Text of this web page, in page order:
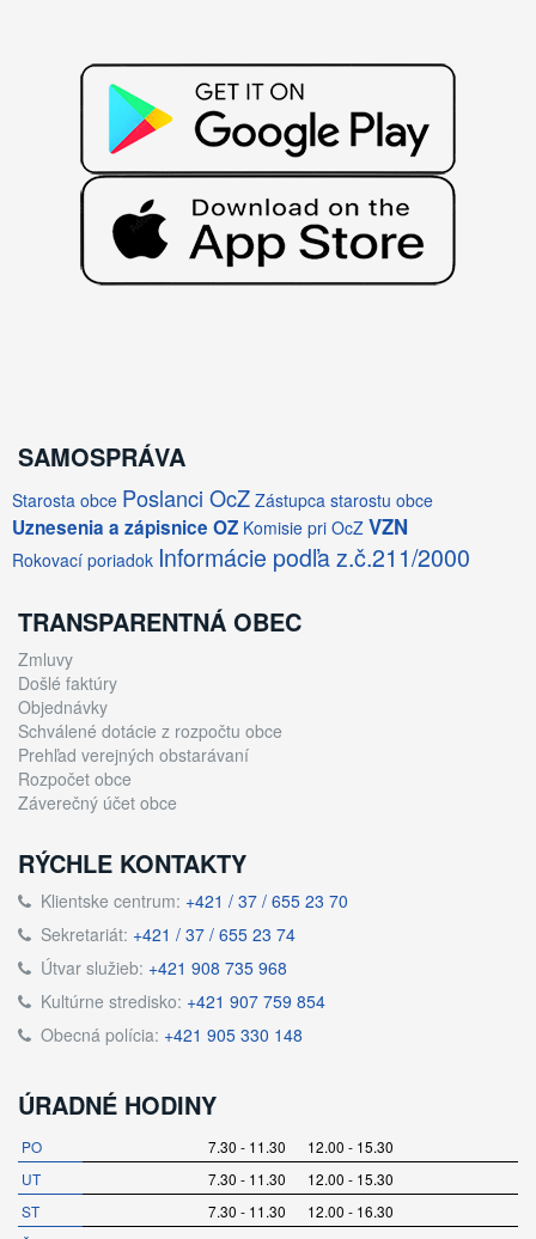
SAMOSPRÁVA
Starosta obce Poslanci OcZ Zástupca starostu obce
Uznesenia a zápisnice OZ Komisie pri OcZ VZN
Rokovací poriadok Informácie podľa z.č.211/2000
TRANSPARENTNÁ OBEC
Zmluvy
Došlé faktúry
Objednávky
Schválené dotácie z rozpočtu obce
Prehľad verejných obstarávaní
Rozpočet obce
Záverečný účet obce
RÝCHLE KONTAKTY
Klientske centrum: +421 / 37 / 655 23 70
Sekretariát: +421 / 37 / 655 23 74
Útvar služieb: +421 908 735 968
Kultúrne stredisko: +421 907 759 854
Obecná polícia: +421 905 330 148
ÚRADNÉ HODINY
PO
7.30 - 11.30 12.00 - 15.30
UT
7.30 - 11.30 12.00 - 15.30
ST
7.30 - 11.30 12.00 - 16.30